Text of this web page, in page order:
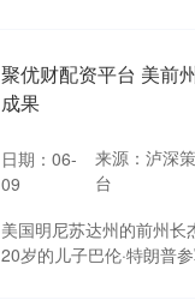
聚优财配资平台 美前
成果
日期：06-
09
来源：泸深
台
美国明尼苏达州的前州长
20岁的儿子巴伦·特朗普